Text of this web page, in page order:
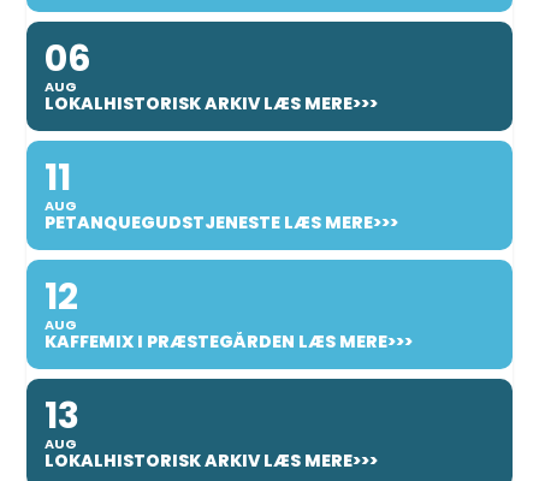
06
AUG
LOKALHISTORISK ARKIV LÆS MERE>>>
11
AUG
PETANQUEGUDSTJENESTE LÆS MERE>>>
12
AUG
KAFFEMIX I PRÆSTEGÅRDEN LÆS MERE>>>
13
AUG
LOKALHISTORISK ARKIV LÆS MERE>>>